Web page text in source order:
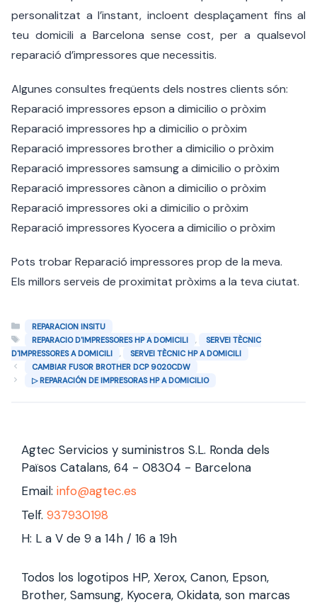
personalitzat a l’instant, incloent desplaçament fins al
teu domicili a Barcelona sense cost, per a qualsevol
reparació d’impressores que necessitis.
Algunes consultes freqüents dels nostres clients són:
Reparació impressores epson a dimicilio o pròxim
Reparació impressores hp a dimicilio o pròxim
Reparació impressores brother a dimicilio o pròxim
Reparació impressores samsung a dimicilio o pròxim
Reparació impressores cànon a dimicilio o pròxim
Reparació impressores oki a dimicilio o pròxim
Reparació impressores Kyocera a dimicilio o pròxim
Pots trobar Reparació impressores prop de la meva.
Els millors serveis de proximitat pròxims a la teva ciutat.
Categorías
REPARACION INSITU
Etiquetas
REPARACIO D'IMPRESSORES HP A DOMICILI ,
SERVEI TÈCNIC
D'IMPRESSORES A DOMICILI
,
SERVEI TÈCNIC HP A DOMICILI
CAMBIAR FUSOR BROTHER DCP 9020CDW
▷ REPARACIÓN DE IMPRESORAS HP A DOMICILIO
Agtec Servicios y suministros S.L. Ronda dels
Països Catalans, 64 - 08304 - Barcelona
Email: info@agtec.es
Telf. 937930198
H: L a V de 9 a 14h / 16 a 19h
Todos los logotipos HP, Xerox, Canon, Epson,
Brother, Samsung, Kyocera, Okidata, son marcas